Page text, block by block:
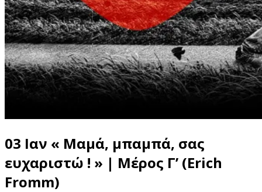
03 Ιαν « Μαμά, μπαμπά, σας
ευχαριστώ ! » | Μέρος Γ’ (Erich
Fromm)